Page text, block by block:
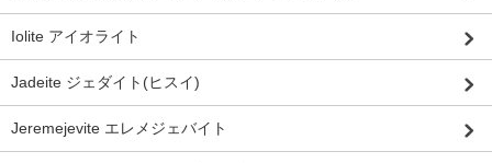
Iolite アイオライト
Jadeite ジェダイト(ヒスイ)
Jeremejevite エレメジェバイト